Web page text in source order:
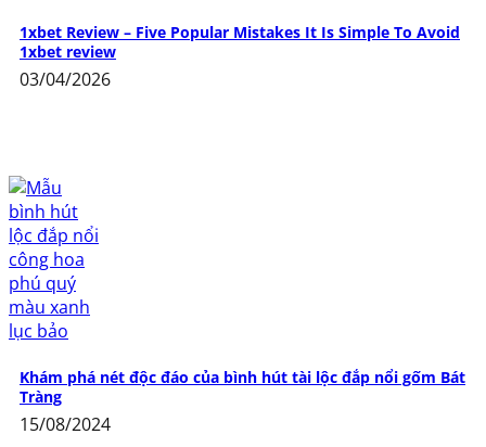
1xbet Review – Five Popular Mistakes It Is Simple To Avoid
1xbet review
03/04/2026
Khám phá nét độc đáo của bình hút tài lộc đắp nổi gốm Bát
Tràng
15/08/2024